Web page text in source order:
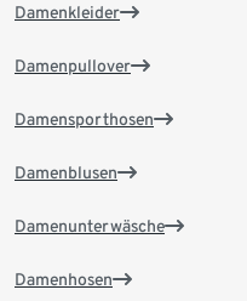
Damenkleider
Damenpullover
Damensporthosen
Damenblusen
Damenunterwäsche
Damenhosen